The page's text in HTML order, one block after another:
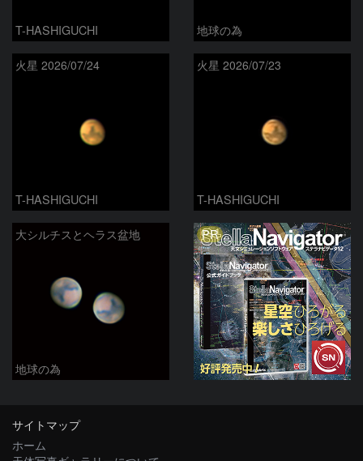
T-HASHIGUCHI 地球の為
火星 2026/07/24
T-HASHIGUCHI
火星 2026/07/23
T-HASHIGUCHI
大シルチスとヘラス盆地
地球の為
PR
サイトマップ
ホーム